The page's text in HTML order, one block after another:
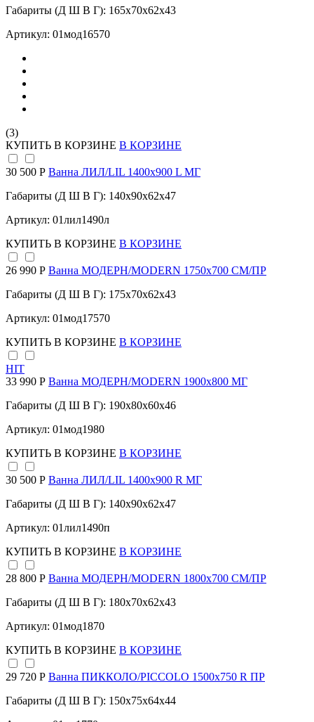
Габариты (Д Ш В Г): 165x70x62x43
Артикул: 01мод16570
(3)
КУПИТЬ В КОРЗИНЕ В КОРЗИНЕ
30 500 Р Ванна ЛИЛ/LIL 1400х900 L МГ
Габариты (Д Ш В Г): 140x90x62x47
Артикул: 01лил1490л
КУПИТЬ В КОРЗИНЕ В КОРЗИНЕ
26 990 Р Ванна МОДЕРН/MODERN 1750х700 СМ/ПР
Габариты (Д Ш В Г): 175x70x62x43
Артикул: 01мод17570
КУПИТЬ В КОРЗИНЕ В КОРЗИНЕ
HIT
33 990 Р Ванна МОДЕРН/MODERN 1900х800 МГ
Габариты (Д Ш В Г): 190x80x60x46
Артикул: 01мод1980
КУПИТЬ В КОРЗИНЕ В КОРЗИНЕ
30 500 Р Ванна ЛИЛ/LIL 1400х900 R МГ
Габариты (Д Ш В Г): 140x90x62x47
Артикул: 01лил1490п
КУПИТЬ В КОРЗИНЕ В КОРЗИНЕ
28 800 Р Ванна МОДЕРН/MODERN 1800х700 СМ/ПР
Габариты (Д Ш В Г): 180x70x62x43
Артикул: 01мод1870
КУПИТЬ В КОРЗИНЕ В КОРЗИНЕ
29 720 Р Ванна ПИККОЛО/PICCOLO 1500х750 R ПР
Габариты (Д Ш В Г): 150x75x64x44